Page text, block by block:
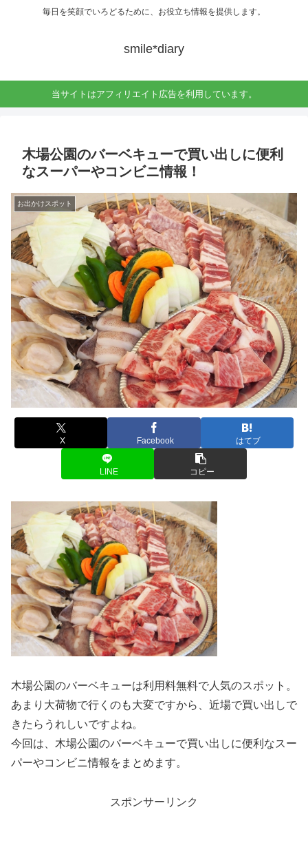
毎日を笑顔でいろどるために、お役立ち情報を提供します。
smile*diary
当サイトはアフィリエイト広告を利用しています。
木場公園のバーベキューで買い出しに便利
なスーパーやコンビニ情報！
お出かけスポット
X Facebook はてブ
LINE コピー
木場公園のバーベキューは利用料無料で人気のスポット。
あまり大荷物で行くのも大変ですから、近場で買い出しで
きたらうれしいですよね。
今回は、木場公園のバーベキューで買い出しに便利なスー
パーやコンビニ情報をまとめます。
スポンサーリンク